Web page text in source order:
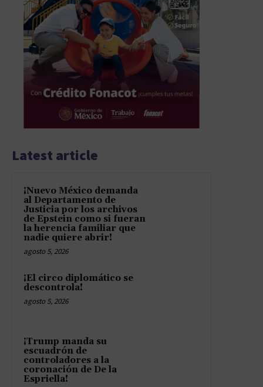
Latest article
¡Nuevo México demanda
al Departamento de
Justicia por los archivos
de Epstein como si fueran
la herencia familiar que
nadie quiere abrir!
agosto 5, 2026
¡El circo diplomático se
descontrola!
agosto 5, 2026
¡Trump manda su
escuadrón de
controladores a la
coronación de De la
Espriella!